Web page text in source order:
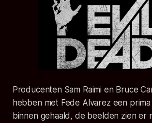
Producenten Sam Raimi en Bruce
hebben met Fede Alvarez een
binnen gehaald, de beelden zien er